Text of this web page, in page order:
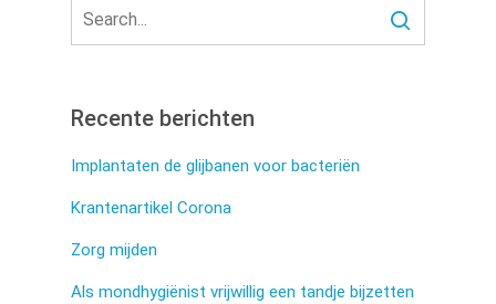
Recente berichten
Implantaten de glijbanen voor bacteriën
Krantenartikel Corona
Zorg mijden
Als mondhygiënist vrijwillig een tandje bijzetten